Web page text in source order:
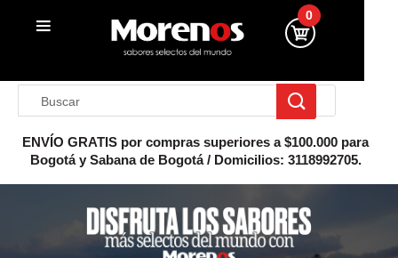
0
ENVÍO GRATIS por compras superiores a $100.000 para
Bogotá y Sabana de Bogotá / Domicilios: 3118992705.